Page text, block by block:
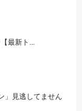
最新ト...
」見逃してません